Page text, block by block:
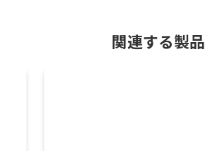
関連する製品